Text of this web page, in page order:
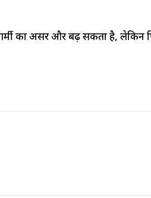
का असर और बढ़ सकता है, लेकिन